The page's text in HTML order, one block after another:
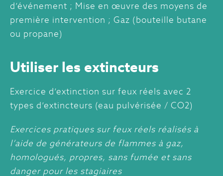
d’événement ; Mise en œuvre des moyens de
première intervention ; Gaz (bouteille butane
ou propane)
Utiliser les extincteurs
Exercice d’extinction sur feux réels avec 2
types d’extincteurs (eau pulvérisée / CO2)
Exercices pratiques sur feux réels réalisés à
l’aide de générateurs de flammes à gaz,
homologués, propres, sans fumée et sans
danger pour les stagiaires